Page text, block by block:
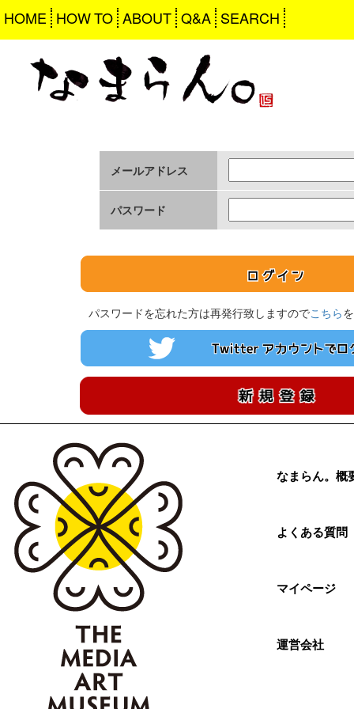
HOME HOW TO ABOUT Q&A SEARCH
メールアドレス
パスワード
パスワードを忘れた方は再発行致しますのでこちら
なまらん。概
よくある質問
マイページ
運営会社